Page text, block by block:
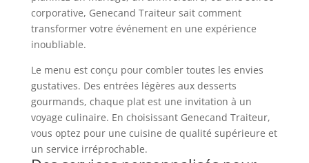
corporative, Genecand Traiteur sait comment
transformer votre événement en une expérience
inoubliable.
Le menu est conçu pour combler toutes les envies
gustatives. Des entrées légères aux desserts
gourmands, chaque plat est une invitation à un
voyage culinaire. En choisissant Genecand Traiteur,
vous optez pour une cuisine de qualité supérieure et
un service irréprochable.